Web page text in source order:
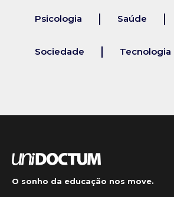
Psicologia Saúde
Sociedade Tecnologia
O sonho da educação nos move.